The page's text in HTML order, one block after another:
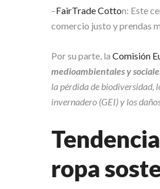
–FairTrade Cotton: Este
comercio justo y prendas
Por su parte, la Comisión
medioambientales y
la pérdida de biodiversidad,
invernadero (GEI) y los
ropa